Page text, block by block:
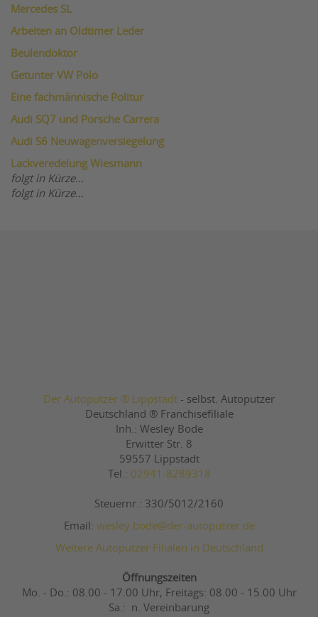
Mercedes SL
Arbeiten an Oldtimer Leder
Beulendoktor
Getunter VW Polo
Eine fachmännische Politur
Audi SQ7 und Porsche Carrera
Audi S6 Neuwagenversiegelung
Lackveredelung Wiesmann
folgt in Kürze...
folgt in Kürze...
Der Autoputzer ® Lippstadt - selbst. Autoputzer
Deutschland ® Franchisefiliale
Inh.: Wesley Bode
Erwitter Str. 8
59557 Lippstadt
Tel.: 02941-8289318
Steuernr.: 330/5012/2160
Email: wesley.bode@der-autoputzer.de
Weitere Autoputzer Filialen in Deutschland
Öffnungszeiten
Mo. - Do.: 08.00 - 17.00 Uhr, Freitags: 08.00 - 15.00 Uhr
Sa.: n. Vereinbarung